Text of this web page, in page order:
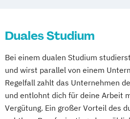
Management im
Sports Nutrion (EN)
Projektmanagement im
Gessundheitswesen
Prävention &
Prävention
Duales Studium
Bei einem dualen Studium
und wirst parallel von einem
Regelfall zahlt das Unternehmen
und entlohnt dich für deine Arbeit
Vergütung. Ein großer Vorteil des